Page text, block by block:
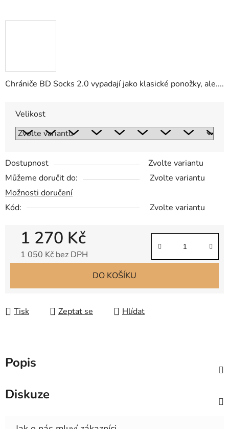
Chrániče BD Socks 2.0 vypadají jako klasické ponožky, ale....
Velikost
Dostupnost
Zvolte variantu
Můžeme doručit do:
Zvolte variantu
Možnosti doručení
Kód:
Zvolte variantu
1 270 Kč
1 050 Kč bez DPH
DO KOŠÍKU
Tisk Zeptat se Hlídat
Popis
Diskuze